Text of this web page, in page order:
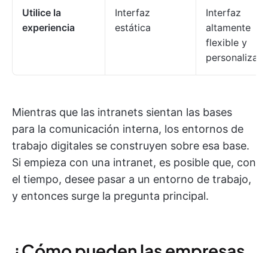
Utilice la
experiencia
Interfaz
estática
Interfaz
altamente
flexible y
Mientras que las intranets sientan las bases
para la comunicación interna, los entornos de
trabajo digitales se construyen sobre esa base.
Si empieza con una intranet, es posible que, con
el tiempo, desee pasar a un entorno de trabajo,
y entonces surge la pregunta principal.